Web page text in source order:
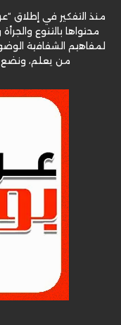
منذ التفكير في إطلاق
محتواها بالتنوع
لمفاهيم الشفافية
من يعلم، ونضع